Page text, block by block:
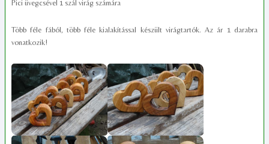
Pici üvegcsével 1 szál virág számára
Több féle fából, több féle kialakítással készült virágtartók. Az ár 1 darabra
vonatkozik!